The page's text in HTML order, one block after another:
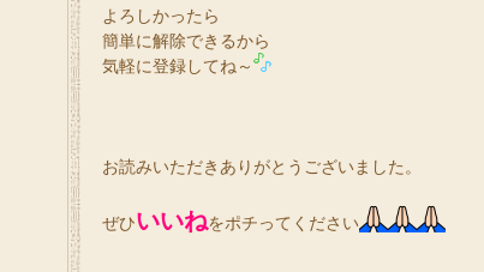
よろしかったら
簡単に解除できるから
気軽に登録してね～
お読みいただきありがとうございました。
ぜひいいねをポチってください